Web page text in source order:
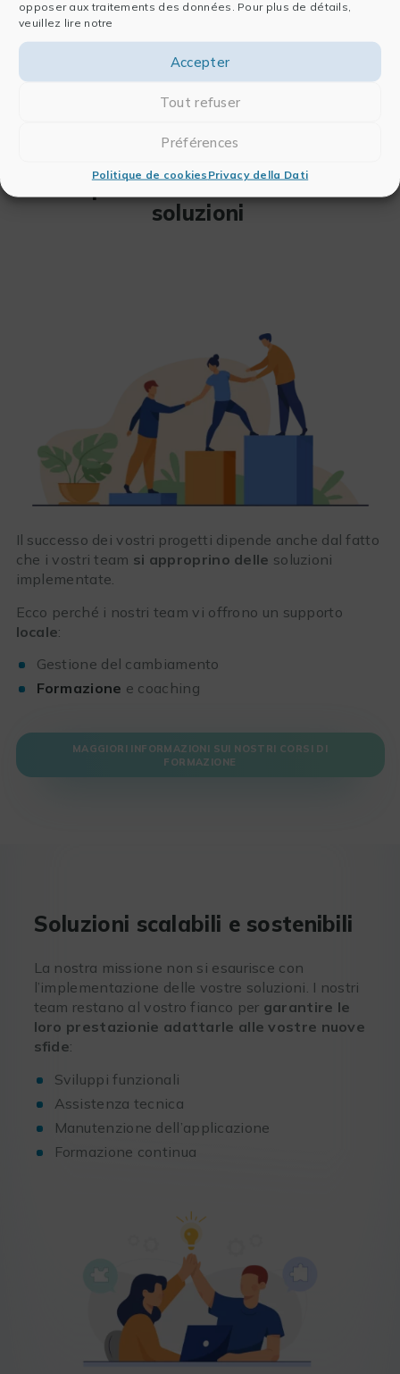
opposer aux traitements des données. Pour plus de détails,
veuillez lire notre
Accepter
Tout refuser
Préférences
Politique de cookies Privacy della Dati
Unmetodo adattoai vostri processi
dell’implementazione delle vostre
soluzioni
Il successo dei vostri progetti dipende anche dal fatto
che i vostri team si approprino delle soluzioni
implementate.
Ecco perché i nostri team vi offrono un supporto
locale:
Gestione del cambiamento
Formazione e coaching
MAGGIORI INFORMAZIONI SUI NOSTRI CORSI DI
FORMAZIONE
Soluzioni scalabili e sostenibili
La nostra missione non si esaurisce con
l’implementazione delle vostre soluzioni. I nostri
team restano al vostro fianco per garantire le
loro prestazionie adattarle alle vostre nuove
sfide:
Sviluppi funzionali
Assistenza tecnica
Manutenzione dell’applicazione
Formazione continua